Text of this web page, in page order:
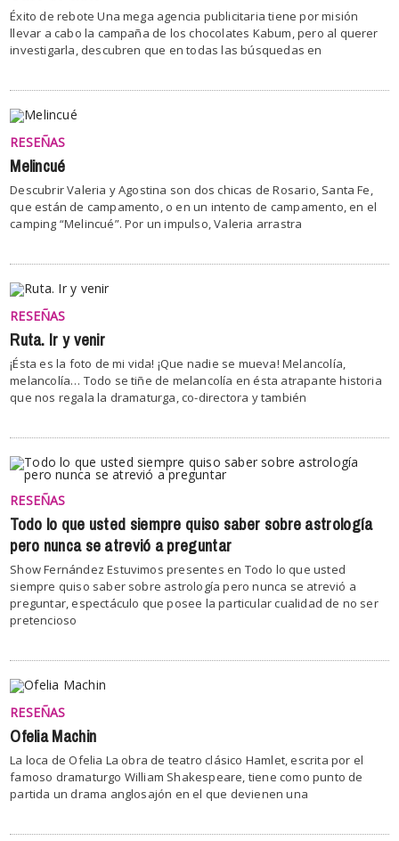
Éxito de rebote Una mega agencia publicitaria tiene por misión
llevar a cabo la campaña de los chocolates Kabum, pero al querer
investigarla, descubren que en todas las búsquedas en
RESEÑAS
Melincué
Descubrir Valeria y Agostina son dos chicas de Rosario, Santa Fe,
que están de campamento, o en un intento de campamento, en el
camping “Melincué”. Por un impulso, Valeria arrastra
RESEÑAS
Ruta. Ir y venir
¡Ésta es la foto de mi vida! ¡Que nadie se mueva! Melancolía,
melancolía… Todo se tiñe de melancolía en ésta atrapante historia
que nos regala la dramaturga, co-directora y también
RESEÑAS
Todo lo que usted siempre quiso saber sobre astrología
pero nunca se atrevió a preguntar
Show Fernández Estuvimos presentes en Todo lo que usted
siempre quiso saber sobre astrología pero nunca se atrevió a
preguntar, espectáculo que posee la particular cualidad de no ser
pretencioso
RESEÑAS
Ofelia Machin
La loca de Ofelia La obra de teatro clásico Hamlet, escrita por el
famoso dramaturgo William Shakespeare, tiene como punto de
partida un drama anglosajón en el que devienen una